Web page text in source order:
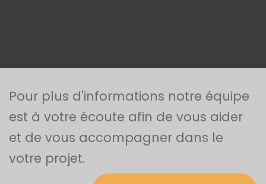
Pour plus d'informations notre équipe
est à votre écoute afin de vous aider
et de vous accompagner dans le
votre projet.